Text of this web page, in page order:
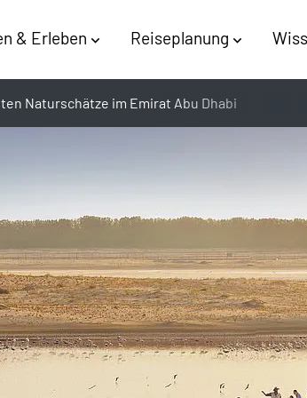
& Erleben Reiseplanung
Naturschätze im Emirat Abu Dhabi